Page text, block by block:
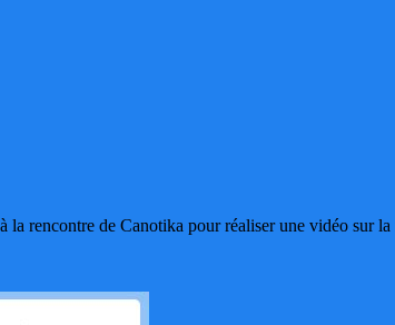
rencontre de Canotika pour réaliser une vidéo sur